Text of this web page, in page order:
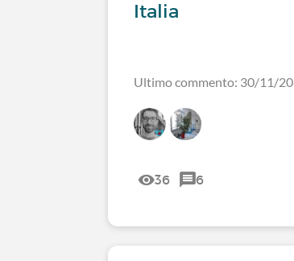
Italia
Ultimo commento: 30/11/20
36 6